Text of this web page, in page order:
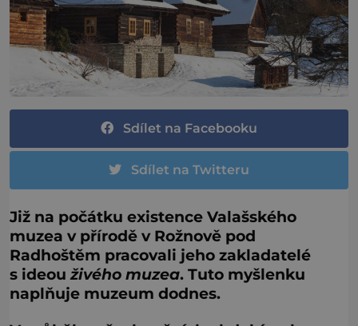
Sdílet na Facebooku
Sdílet na Twitteru
Již na počátku existence Valašského
muzea v přírodě v Rožnově pod
Radhoštěm pracovali jeho zakladatelé
s ideouživého muzea. Tuto myšlenku
naplňuje muzeum dodnes.